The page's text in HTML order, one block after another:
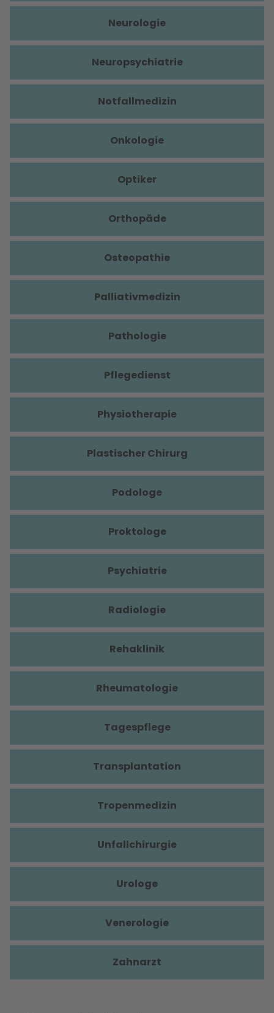
Neurologie
Neuropsychiatrie
Notfallmedizin
Onkologie
Optiker
Orthopäde
Osteopathie
Palliativmedizin
Pathologie
Pflegedienst
Physiotherapie
Plastischer Chirurg
Podologe
Proktologe
Psychiatrie
Radiologie
Rehaklinik
Rheumatologie
Tagespflege
Transplantation
Tropenmedizin
Unfallchirurgie
Urologe
Venerologie
Zahnarzt